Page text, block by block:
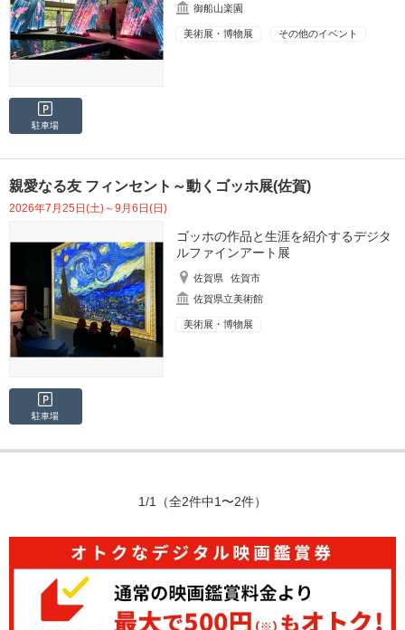
御船山楽園
美術展・博物展 その他のイベント
駐車場
親愛なる友 フィンセント～動くゴッホ展(佐賀)
2026年7月25日(土)～9月6日(日)
ゴッホの作品と生涯を紹介するデジタ
ルファインアート展
佐賀県
佐賀市
佐賀県立美術館
美術展・博物展
駐車場
1/1 （全2件中1〜2件）